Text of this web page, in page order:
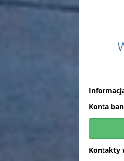
Konta
Kontakty